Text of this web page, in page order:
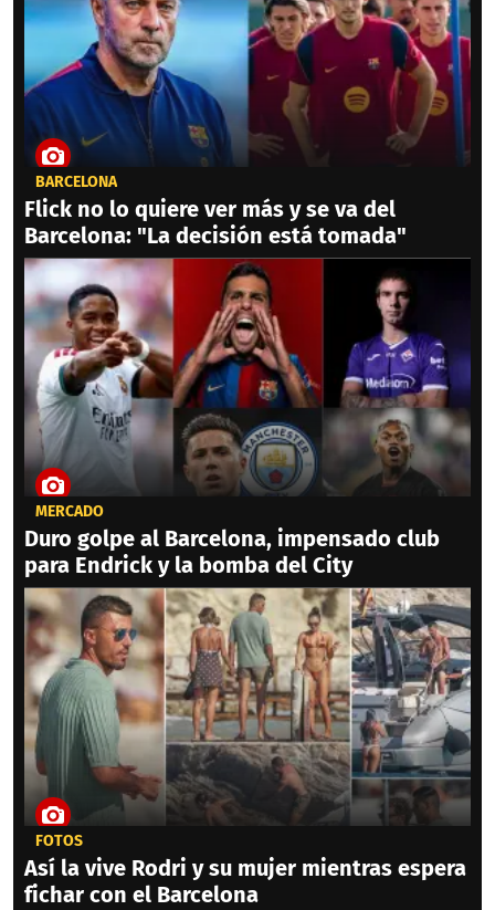
BARCELONA
Flick no lo quiere ver más y se va del
Barcelona: "La decisión está tomada"
MERCADO
Duro golpe al Barcelona, impensado club
para Endrick y la bomba del City
FOTOS
Así la vive Rodri y su mujer mientras espera
fichar con el Barcelona